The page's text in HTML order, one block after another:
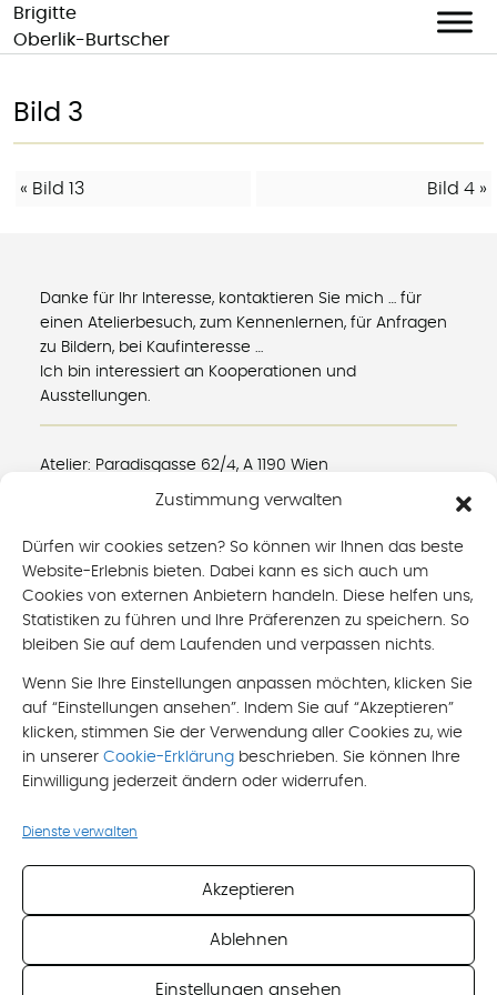
Zustimmung verwalten
Dürfen wir cookies setzen? So können wir Ihnen das beste
Website-Erlebnis bieten. Dabei kann es sich auch um
Cookies von externen Anbietern handeln. Diese helfen uns,
Statistiken zu führen und Ihre Präferenzen zu speichern. So
bleiben Sie auf dem Laufenden und verpassen nichts.
Wenn Sie Ihre Einstellungen anpassen möchten, klicken Sie
auf “Einstellungen ansehen”. Indem Sie auf “Akzeptieren”
klicken, stimmen Sie der Verwendung aller Cookies zu, wie
in unserer Cookie-Erklärung beschrieben. Sie können Ihre
Einwilligung jederzeit ändern oder widerrufen.
Dienste verwalten
Akzeptieren
Ablehnen
Einstellungen ansehen
Skip
content
Brigitte
Oberlik-Burtscher
Bild 3
BEITRAGS-
« Bild 13 Bild 4 »
Danke für Ihr Interesse, kontaktieren Sie mich … für
einen Atelierbesuch, zum Kennenlernen, für Anfragen
zu Bildern, bei Kaufinteresse …
Ich bin interessiert an Kooperationen und
Ausstellungen.
Atelier: Paradisgasse 62/4, A 1190 Wien
mobil: +43 676 490 8866
mail: brigitte[at]oberlik-burtscher.at
Ich akzeptiere die